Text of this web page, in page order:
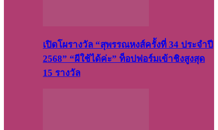
เปิดโผรางวัล “สุพรรณหงส์ครั้งที่ 34 ประจำปี
2568” “ผีใช้ได้ค่ะ” ท็อปฟอร์มเข้าชิงสูงสุด
15 รางวัล